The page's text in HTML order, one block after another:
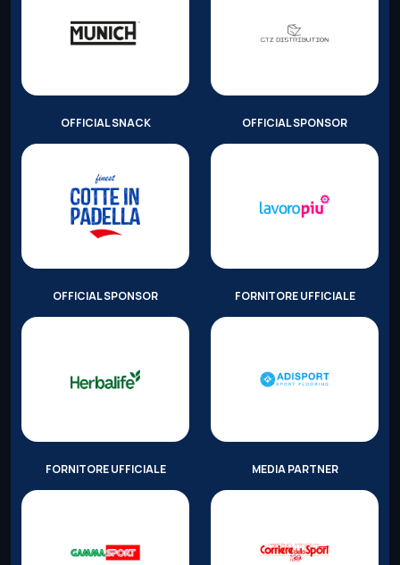
OFFICIAL SNACK OFFICIAL SPONSOR
OFFICIAL SPONSOR FORNITORE UFFICIALE
FORNITORE UFFICIALE MEDIA PARTNER